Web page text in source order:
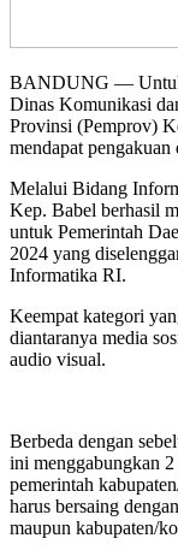
BANDUNG — Untuk
Dinas Komunikasi
Provinsi (Pemprov)
mendapat
Melalui Bidang
Kep. Babel berhasil
untuk Pemerintah
2024 yang
Informatika RI.
Keempat kategori
diantaranya media
audio visual.
Berbeda dengan
ini menggabungkan
pemerintah
harus bersaing
maupun kabupaten/